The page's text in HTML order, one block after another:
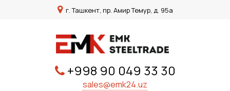
г. Ташкент, пр. Амир Темур, д. 95а
+998 90 049 33 30
sales@emk24.uz